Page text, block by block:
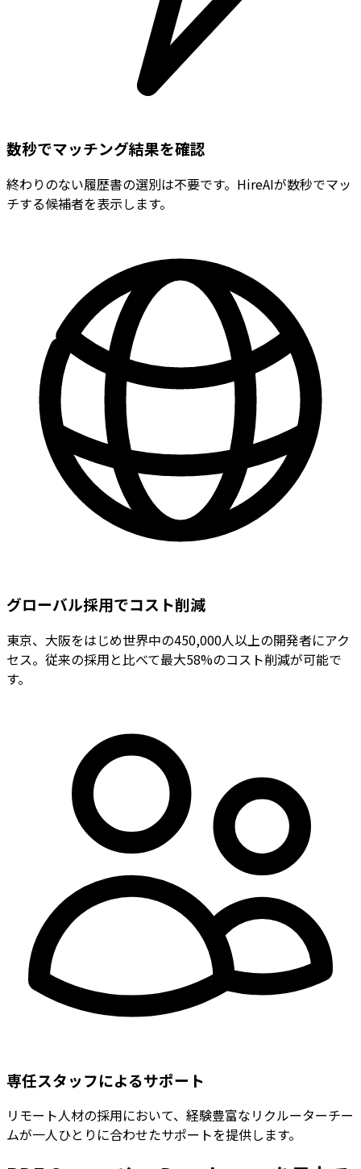
数秒でマッチング結果を確認
終わりのない履歴書の選別は不要です。HireAIが数秒でマッ
チする候補者を表示します。
グローバル採用でコスト削減
東京、大阪をはじめ世界中の450,000人以上の開発者にアク
セス。従来の採用と比べて最大58%のコスト削減が可能で
す。
専任スタッフによるサポート
リモート人材の採用において、経験豊富なリクルーターチー
ムが一人ひとりに合わせたサポートを提供します。